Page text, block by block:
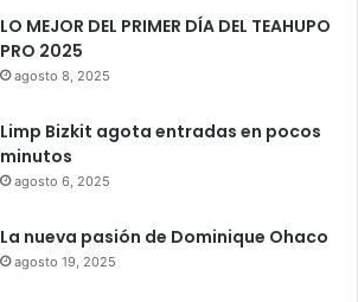
LO MEJOR DEL PRIMER DÍA DEL TEAHUPO
PRO 2025
agosto 8, 2025
Limp Bizkit agota entradas en pocos
minutos
agosto 6, 2025
La nueva pasión de Dominique Ohaco
agosto 19, 2025